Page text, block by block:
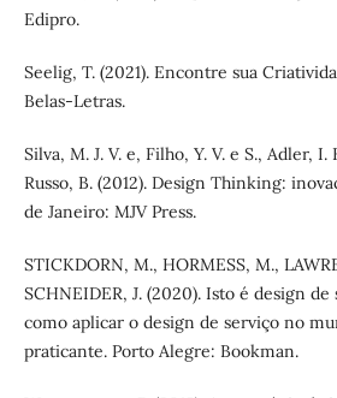
Edipro.
Seelig, T. (2021). Encontre sua
Belas-Letras.
Silva, M. J. V. e, Filho, Y. V. e S., Adler, I.
Russo, B. (2012). Design Thinking:
de Janeiro: MJV Press.
STICKDORN, M., HORMESS, M.,
SCHNEIDER, J. (2020). Isto é design
como aplicar o design de serviço no
praticante. Porto Alegre: Bookman.